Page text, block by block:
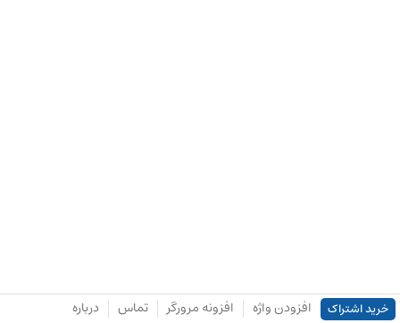
خرید اشتراک افزودن واژه افزونه مرورگر تماس درباره